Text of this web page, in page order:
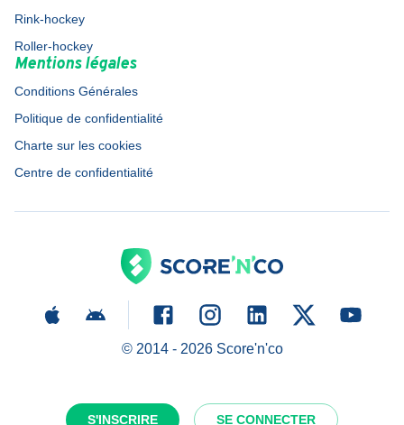
S'INSCRIRE SE CONNECTER
Rink-hockey
Roller-hockey
Mentions légales
Conditions Générales
Politique de confidentialité
Charte sur les cookies
Centre de confidentialité
© 2014 - 2026Score'n'co